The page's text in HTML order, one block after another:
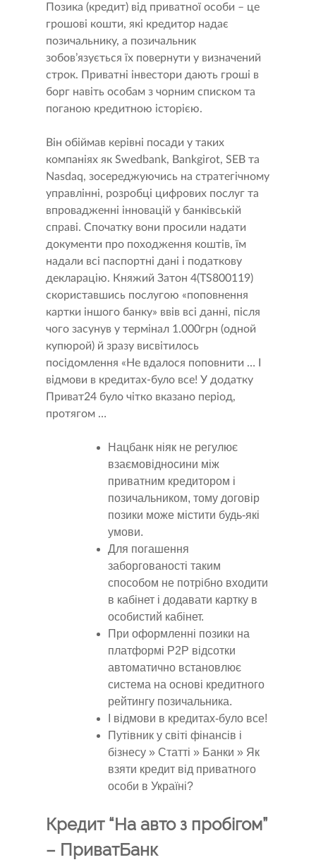
Позика (кредит) від приватної особи – це
грошові кошти, які кредитор надає
позичальнику, а позичальник
зобов’язується їх повернути у визначений
строк. Приватні інвестори дають гроші в
борг навіть особам з чорним списком та
поганою кредитною історією.
Він обіймав керівні посади у таких
компаніях як Swedbank, Bankgirot, SEB та
Nasdaq, зосереджуючись на стратегічному
управлінні, розробці цифрових послуг та
впровадженні інновацій у банківській
справі. Спочатку вони просили надати
документи про походження коштів, їм
надали всі паспортні дані і податкову
декларацію. Княжий Затон 4(TS800119)
скориставшись послугою «поповнення
картки іншого банку» ввів всі данні, після
чого засунув у термінал 1.000грн (одной
купюрой) й зразу висвітилось
посідомлення «Не вдалося поповнити … І
відмови в кредитах-було все! У додатку
Приват24 було чітко вказано період,
протягом …
Нацбанк ніяк не регулює
взаємовідносини між
приватним кредитором і
позичальником, тому договір
позики може містити будь-які
умови.
Для погашення
заборгованості таким
способом не потрібно входити
в кабінет і додавати картку в
особистий кабінет.
При оформленні позики на
платформі P2P відсотки
автоматично встановлює
система на основі кредитного
рейтингу позичальника.
І відмови в кредитах-було все!
Путівник у світі фінансів і
бізнесу » Статті » Банки » Як
взяти кредит від приватного
особи в Україні?
Кредит “На авто з пробігом”
– ПриватБанк